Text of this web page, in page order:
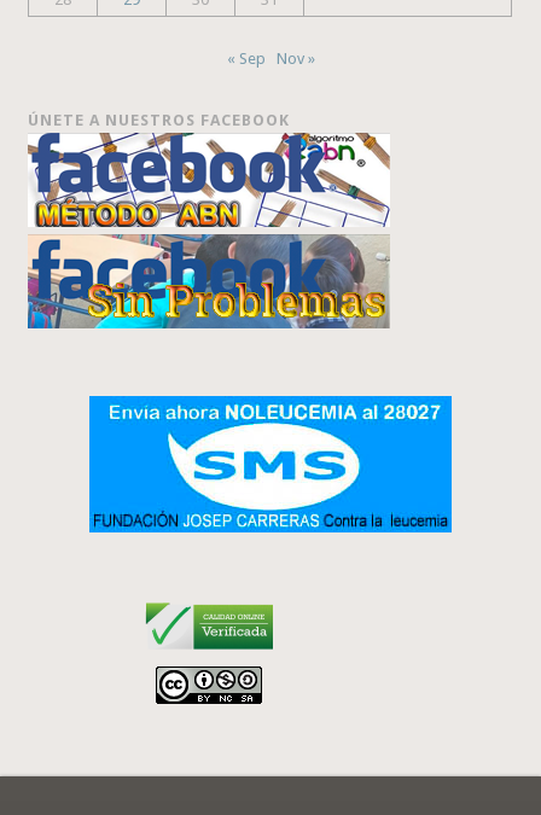
« Sep Nov »
ÚNETE A NUESTROS FACEBOOK